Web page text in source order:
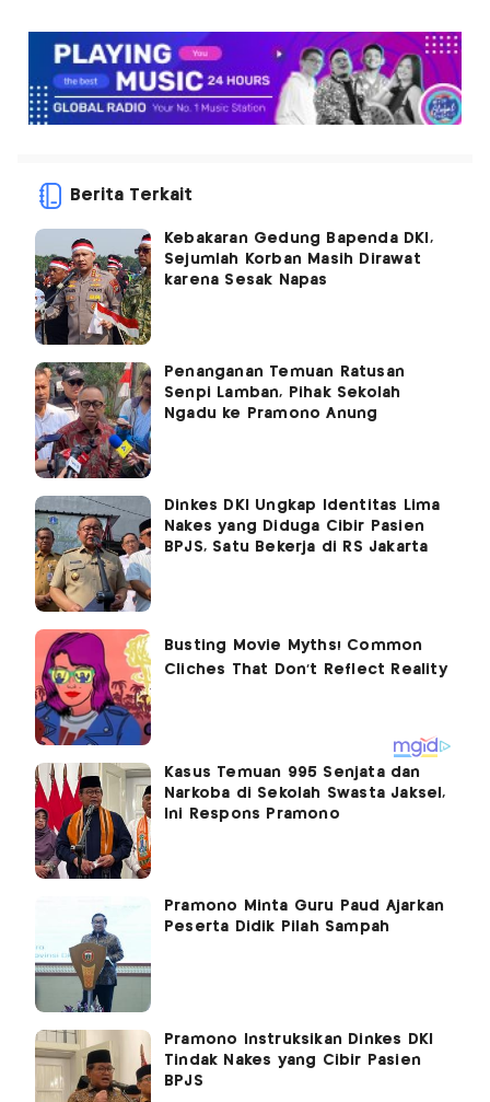
Berita Terkait
Kebakaran Gedung Bapenda DKI,
Sejumlah Korban Masih Dirawat
karena Sesak Napas
Penanganan Temuan Ratusan
Senpi Lamban, Pihak Sekolah
Ngadu ke Pramono Anung
Dinkes DKI Ungkap Identitas Lima
Nakes yang Diduga Cibir Pasien
BPJS, Satu Bekerja di RS Jakarta
Kasus Temuan 995 Senjata dan
Narkoba di Sekolah Swasta Jaksel,
Ini Respons Pramono
Pramono Minta Guru Paud Ajarkan
Peserta Didik Pilah Sampah
Pramono Instruksikan Dinkes DKI
Tindak Nakes yang Cibir Pasien
BPJS